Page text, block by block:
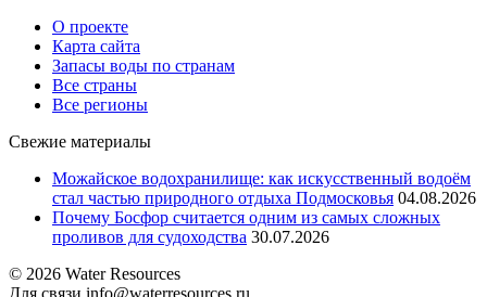
О проекте
Карта сайта
Запасы воды по странам
Все страны
Все регионы
Свежие материалы
Можайское водохранилище: как искусственный водоём
стал частью природного отдыха Подмосковья 04.08.2026
Почему Босфор считается одним из самых сложных
проливов для судоходства 30.07.2026
© 2026 Water Resources
Для связи info@waterresources.ru